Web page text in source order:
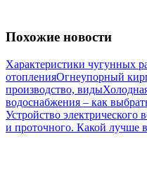
Похожие новости
Характеристики чугунных
отопленияОгнеупорный
производство, виды
водоснабжения – как
Устройство электрического
и проточного. Какой лучше